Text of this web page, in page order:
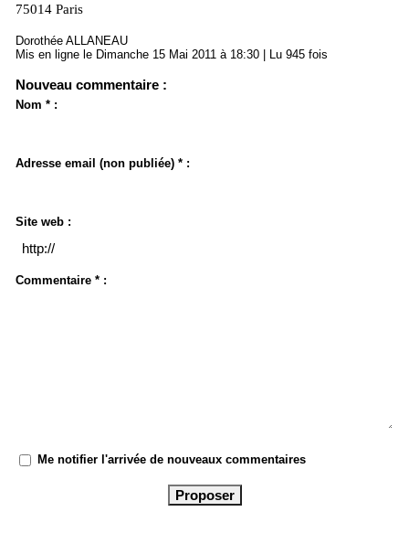
75014 Paris
Dorothée ALLANEAU
Mis en ligne le Dimanche 15 Mai 2011 à 18:30 | Lu 945 fois
Nouveau commentaire :
Nom * :
Adresse email (non publiée) * :
Site web :
Commentaire * :
Me notifier l'arrivée de nouveaux commentaires